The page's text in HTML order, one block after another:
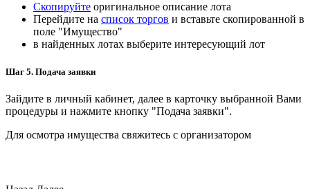
Скопируйте оригинальное описание лота
Перейдите на список торгов и вставьте скопированной в
поле "Имущество"
в найденных лотах выберите интересующий лот
Шаг 5. Подача заявки
Зайдите в личный кабинет, далее в карточку выбранной Вами
процедуры и нажмите кнопку "Подача заявки".
Для осмотра имущества свяжитесь с организатором